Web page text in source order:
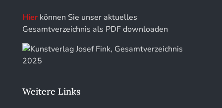
Kunstführer Sch
Kunstführer St
Hierkönnen Sie unser aktuelles
Gesamtverzeichnis als PDF downloaden
Weitere Links